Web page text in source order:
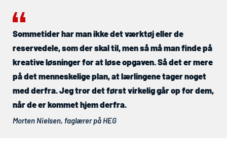
Sommetider har man ikke det værktøj eller de
reservedele, som der skal til, men så må man finde på
kreative løsninger for at løse opgaven. Så det er mere
på det menneskelige plan, at lærlingene tager noget
med derfra. Jeg tror det først virkelig går op for dem,
når de er kommet hjem derfra.
Morten Nielsen, faglærer på HEG